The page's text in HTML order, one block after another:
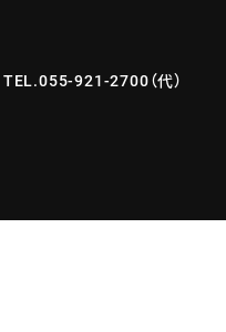
TEL.055-921-2700（代）